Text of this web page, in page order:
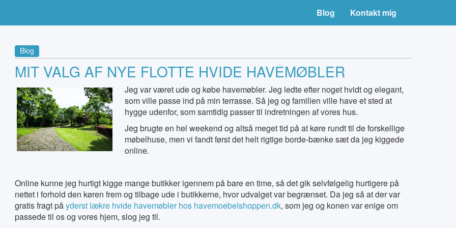
Blog Kontakt mig
Blog
MIT VALG AF NYE FLOTTE HVIDE HAVEMØBLER
Jeg var været ude og købe havemøbler. Jeg ledte efter noget hvidt og elegant,
som ville passe ind på min terrasse. Så jeg og familien ville have et sted at
hygge udenfor, som samtidig passer til indretningen af vores hus.
Jeg brugte en hel weekend og altså meget tid på at køre rundt til de forskellige
møbelhuse, men vi fandt først det helt rigtige borde-bænke sæt da jeg kiggede
online.
Online kunne jeg hurtigt kigge mange butikker igennem på bare en time, så det gik selvfølgelig hurtigere på
nettet i forhold den køren frem og tilbage ude i butikkerne, hvor udvalget var begrænset. Da jeg så at der var
gratis fragt påyderst lækre hvide havemøbler hos havemoebelshoppen.dk, som jeg og konen var enige om
passede til os og vores hjem, slog jeg til.